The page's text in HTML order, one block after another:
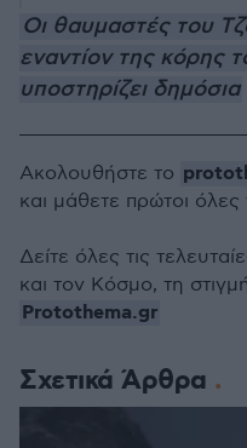
Οι θαυμαστές του
εναντίον της κόρης
υποστηρίζει δημόσια
Σχετικά Άρθρα
Ακολουθήστε το
και μάθετε πρώτοι όλες
Δείτε όλες τις
και τον Κόσμο, τη
Protothema.gr